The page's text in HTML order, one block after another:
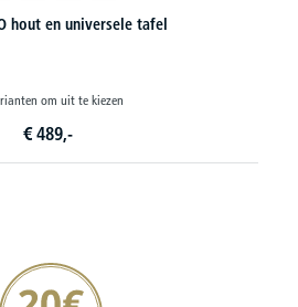
tafel
20€ korting verzekeren